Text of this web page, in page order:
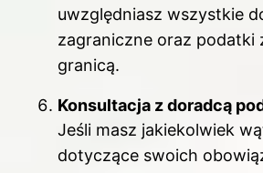
uwzględniasz wszystkie
zagraniczne oraz podatki
granicą.
Konsultacja z doradcą
Jeśli masz jakiekolwiek
dotyczące swoich